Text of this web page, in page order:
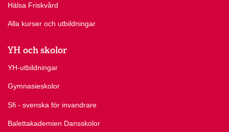
Hälsa Friskvård
Alla kurser och utbildningar
YH och skolor
YH-utbildningar
Gymnasieskolor
Sfi - svenska för invandrare
Balettakademien Dansskolor